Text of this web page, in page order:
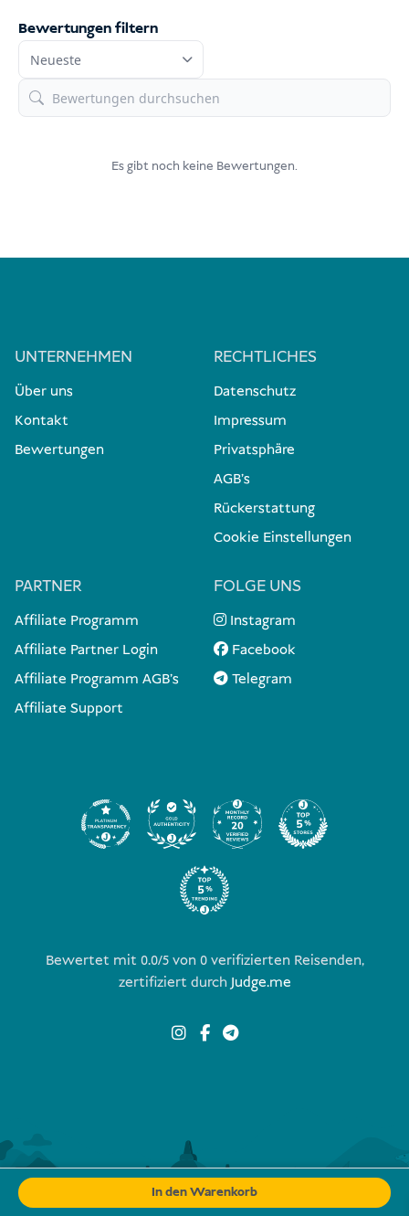
In den Warenkorb
Bewertungen filtern
Es gibt noch keine Bewertungen.
UNTERNEHMEN
Über uns
Kontakt
Bewertungen
RECHTLICHES
Datenschutz
Impressum
Privatsphäre
AGB's
Rückerstattung
Cookie Einstellungen
PARTNER
Affiliate Programm
Affiliate Partner Login
Affiliate Programm AGB's
Affiliate Support
FOLGE UNS
Instagram
Facebook
Telegram
Bewertet mit 0.0/5 von 0verifizierten Reisenden,
zertifiziert durchJudge.me